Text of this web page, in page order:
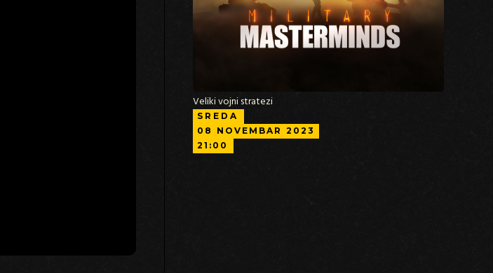
Veliki vojni stratezi
SREDA
08
NOVEMBAR 2023
21:00